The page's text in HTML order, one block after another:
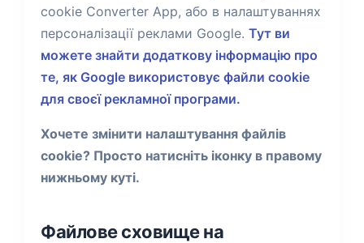
cookie Converter App, або в налаштуваннях
персоналізації реклами Google. Тут ви
можете знайти додаткову інформацію про
те, як Google використовує файли cookie
для своєї рекламної програми.
Хочете змінити налаштування файлів
cookie? Просто натисніть іконку в правому
нижньому куті.
Файлове сховище на